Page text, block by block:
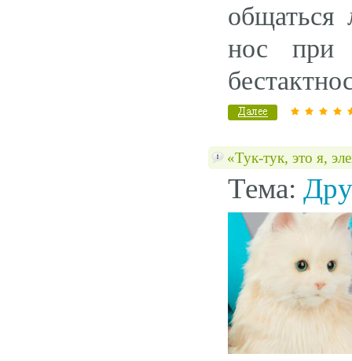
общаться
нос при
«Тук-тук, это я,
Тема: